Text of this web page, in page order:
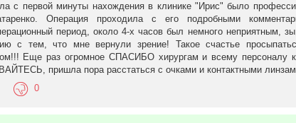
с первой минуты нахождения в клинике "Ирис" было
Операция проходила с его подробными
период, около 4-х часов был немного неприятным,
с тем, что мне вернули зрение! Такое счастье
Еще раз огромное СПАСИБО хирургам и всему персоналу
пришла пора расстаться с очками и контактными
0